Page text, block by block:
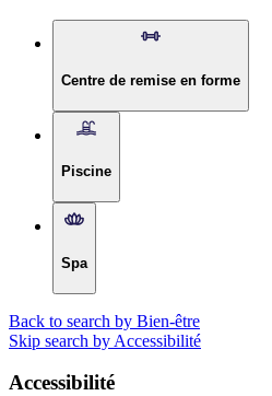
Centre de remise en forme
Piscine
Spa
Back to search by Bien-être
Skip search by Accessibilité
Accessibilité